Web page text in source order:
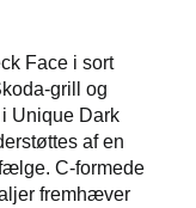
Face i sort
grill og
Unique Dark
af en
C-formede
fremhæver